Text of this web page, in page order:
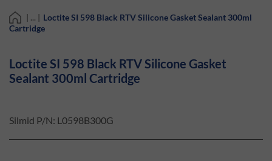
| ... | Loctite SI 598 Black RTV Silicone Gasket Sealant 300ml
Cartridge
Loctite SI 598 Black RTV Silicone Gasket
Sealant 300ml Cartridge
Silmid P/N: L0598B300G